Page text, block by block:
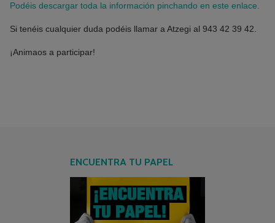
Podéis descargar toda la información pinchando en este enlace.
Si tenéis cualquier duda podéis llamar a Atzegi al 943 42 39 42.
¡Animaos a participar!
ENCUENTRA TU PAPEL